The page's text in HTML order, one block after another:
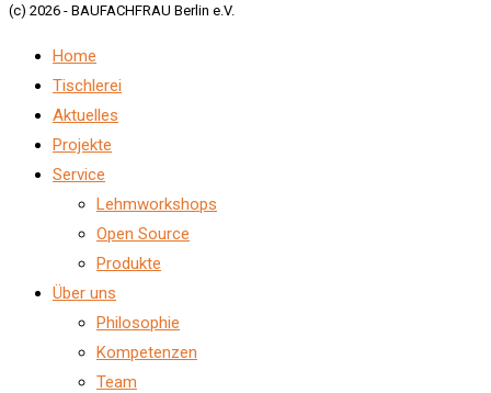
(c) 2026 - BAUFACHFRAU Berlin e.V.
Home
Tischlerei
Aktuelles
Projekte
Service
Lehmworkshops
Open Source
Produkte
Über uns
Philosophie
Kompetenzen
Team